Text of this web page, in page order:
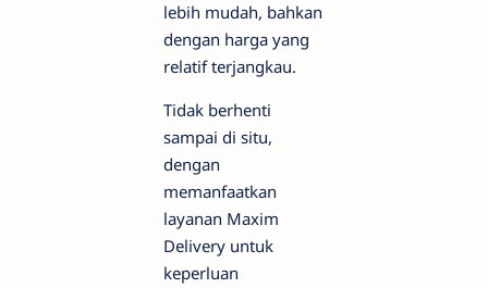
lebih mudah, bahkan
dengan harga yang
relatif terjangkau.
Tidak berhenti
sampai di situ,
dengan
memanfaatkan
layanan Maxim
Delivery untuk
keperluan